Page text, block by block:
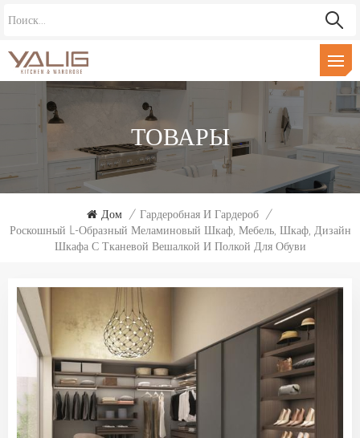
ТОВАРЫ
Дом / Гардеробная И Гардероб /
Роскошный L-Образный Меламиновый Шкаф, Мебель, Шкаф, Дизайн
Шкафа С Тканевой Вешалкой И Полкой Для Обуви